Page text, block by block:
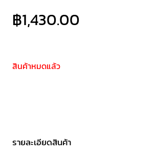
฿1,430.00
สินค้าหมดแล้ว
รายละเอียดสินค้า